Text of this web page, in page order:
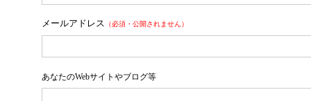
メールアドレス （必須・公開されません）
あなたのWebサイトやブログ等